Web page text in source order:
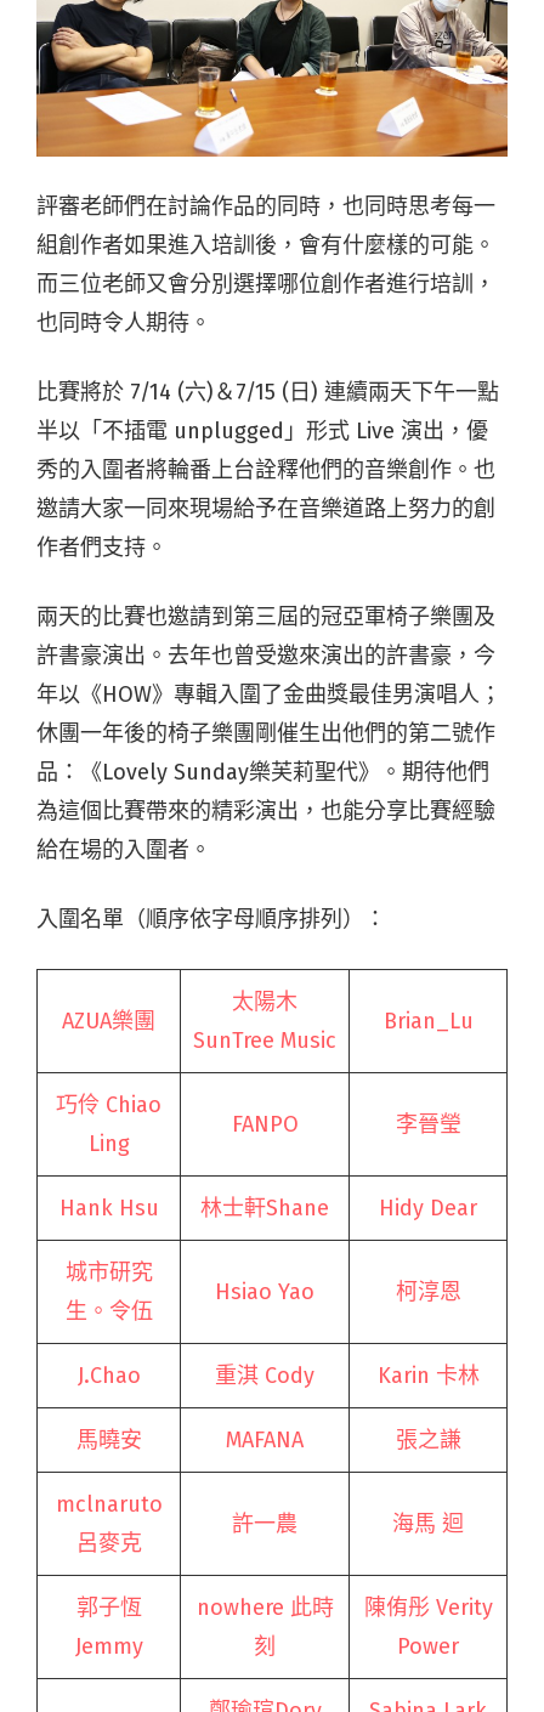
評審老師們在討論作品的同時，也同時思考每一
組創作者如果進入培訓後，會有什麼樣的可能。
而三位老師又會分別選擇哪位創作者進行培訓，
也同時令人期待。
比賽將於 7/14 (六)＆7/15 (日) 連續兩天下午一點
半以「不插電 unplugged」形式 Live 演出，優
秀的入圍者將輪番上台詮釋他們的音樂創作。也
邀請大家一同來現場給予在音樂道路上努力的創
作者們支持。
兩天的比賽也邀請到第三屆的冠亞軍椅子樂團及
許書豪演出。去年也曾受邀來演出的許書豪，今
年以《HOW》專輯入圍了金曲獎最佳男演唱人；
休團一年後的椅子樂團剛催生出他們的第二號作
品：《Lovely Sunday樂芙莉聖代》。期待他們
為這個比賽帶來的精彩演出，也能分享比賽經驗
給在場的入圍者。
入圍名單（順序依字母順序排列）：
AZUA樂團
太陽木
SunTree Music
Brian_Lu
巧伶 Chiao
Ling
FANPO 李晉瑩
Hank Hsu 林士軒Shane Hidy Dear
城市研究
生。令伍
Hsiao Yao 柯淳恩
J.Chao 重淇 Cody Karin 卡林
馬曉安 MAFANA 張之謙
mclnaruto
呂麥克
許一農 海馬 迴
郭子恆
Jemmy
nowhere 此時
刻
陳侑彤 Verity
Power